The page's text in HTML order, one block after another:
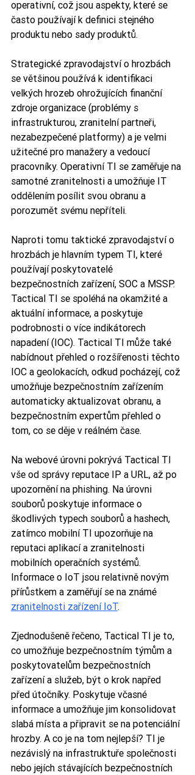
operativní, což jsou aspekty, které se
často používají k definici stejného
produktu nebo sady produktů.
Strategické zpravodajství o hrozbách
se většinou používá k identifikaci
velkých hrozeb ohrožujících finanční
zdroje organizace (problémy s
infrastrukturou, zranitelní partneři,
nezabezpečené platformy) a je velmi
užitečné pro manažery a vedoucí
pracovníky. Operativní TI se zaměřuje na
samotné zranitelnosti a umožňuje IT
oddělením posílit svou obranu a
porozumět svému nepříteli.
Naproti tomu taktické zpravodajství o
hrozbách je hlavním typem TI, které
používají poskytovatelé
bezpečnostních zařízení, SOC a MSSP.
Tactical TI se spoléhá na okamžité a
aktuální informace, a poskytuje
podrobnosti o více indikátorech
napadení (IOC). Tactical TI může také
nabídnout přehled o rozšířenosti těchto
IOC a geolokacích, odkud pocházejí, což
umožňuje bezpečnostním zařízením
automaticky aktualizovat obranu, a
bezpečnostním expertům přehled o
tom, co se děje v reálném čase.
Na webové úrovni pokrývá Tactical TI
vše od správy reputace IP a URL, až po
upozornění na phishing. Na úrovni
souborů poskytuje informace o
škodlivých typech souborů a hashech,
zatímco mobilní TI upozorňuje na
reputaci aplikací a zranitelnosti
mobilních operačních systémů.
Informace o IoT jsou relativně novým
přírůstkem a zaměřují se na známé
zranitelnosti zařízení IoT.
Zjednodušeně řečeno, Tactical TI je to,
co umožňuje bezpečnostním týmům a
poskytovatelům bezpečnostních
zařízení a služeb, být o krok napřed
před útočníky. Poskytuje včasné
informace a umožňuje jim konsolidovat
slabá místa a připravit se na potenciální
hrozby. A co je na tom nejlepší? TI je
nezávislý na infrastruktuře společnosti
nebo jejích stávajících bezpečnostních